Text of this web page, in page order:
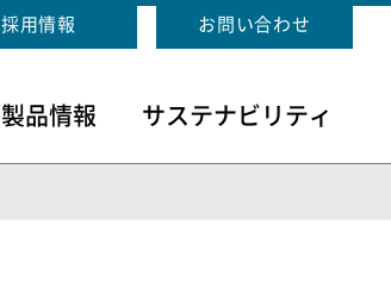
採用情報 お問い合わせ
製品情報 サステナビリティ